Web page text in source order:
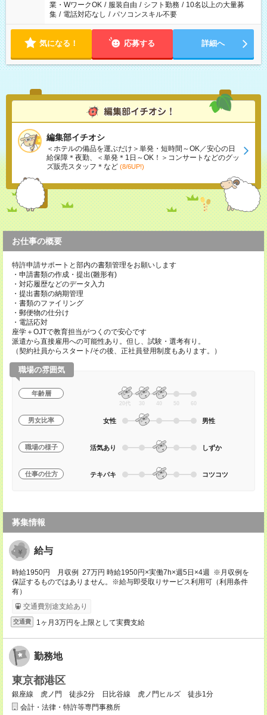
業・WワークOK / 服装自由 / シフト勤務 / 10名以上の大量募
集 / 電話対応なし / パソコンスキル不要
気になる！ 応募する 詳細へ
編集部イチオシ
＜ホテルの備品を運ぶだけ＞単発・短時間～OK／安心の日
給保障＊夜勤、＜単発＊1日～OK！＞コンサートなどのグッ
ズ販売スタッフ＊など (8/6UP!)
お仕事の概要
特許申請サポートと部内の書類管理をお願いします
・申請書類の作成・提出(雛形有)
・対応履歴などのデータ入力
・提出書類の納期管理
・書類のファイリング
・郵便物の仕分け
・電話応対
座学＋OJTで教育担当がつくので安心です
派遣から直接雇用への可能性あり。但し、試験・選考有り。
（契約社員からスタート/その後、正社員登用制度もあります。）
職場の雰囲気
年齢層
20代 30 40 50 60
男女比率 女性 男性
職場の様子 活気あり しずか
仕事の仕方 テキパキ コツコツ
募集情報
給与
時給1950円 月収例 27万円 時給1950円×実働7h×週5日×4週 ※月収例を
保証するものではありません。※給与即受取りサービス利用可（利用条件
有）
交通費別途支給あり
交通費 1ヶ月3万円を上限として実費支給
勤務地
東京都港区
銀座線 虎ノ門 徒歩2分 日比谷線 虎ノ門ヒルズ 徒歩1分
会計・法律・特許等専門事務所